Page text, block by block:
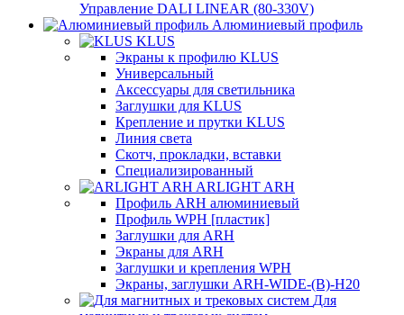
Управление DALI LINEAR (80-330V)
Алюминиевый профиль
KLUS
Экраны к профилю KLUS
Универсальный
Аксессуары для светильника
Заглушки для KLUS
Крепление и прутки KLUS
Линия света
Скотч, прокладки, вставки
Специализированный
ARLIGHT ARH
Профиль ARH алюминиевый
Профиль WPH [пластик]
Заглушки для ARH
Экраны для ARH
Заглушки и крепления WPH
Экраны, заглушки ARH-WIDE-(B)-H20
Для